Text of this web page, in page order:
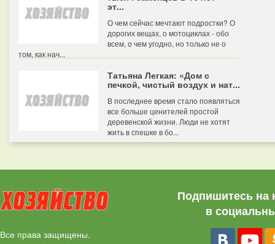
эт...
О чем сейчас мечтают подростки? О
дорогих вещах, о мотоциклах - обо
всем, о чем угодно, но только не о
том, как нач...
Татьяна Легкая: «Дом с
печкой, чистый воздух и нат...
В последнее время стало появляться
все больше ценителей простой
деревенской жизни. Люди не хотят
жить в спешке в бо...
Все права защищены.
Подпишитесь на
в